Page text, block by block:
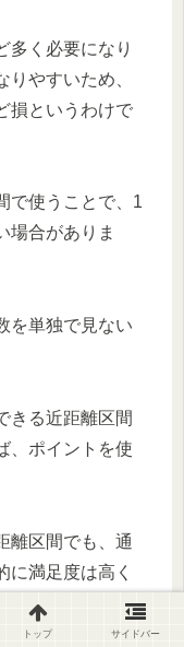
多く必要になり
やすいため、
損というわけで
で使うことで、1
場合がありま
を単独で見ない
きる近距離区間
、ポイントを使
離区間でも、通
に満足度は高く
トップ サイドバー